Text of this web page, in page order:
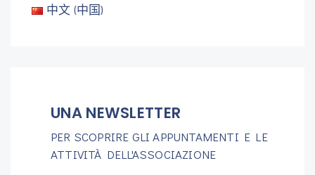
中文 (中国)
UNA NEWSLETTER
PER SCOPRIRE GLI APPUNTAMENTI E LE
ATTIVITÀ DELL'ASSOCIAZIONE